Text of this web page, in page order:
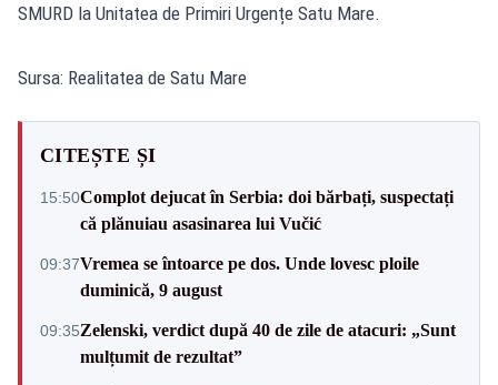
SMURD la Unitatea de Primiri Urgențe Satu Mare.
Sursa: Realitatea de Satu Mare
CITEȘTE ȘI
15:50Complot dejucat în Serbia: doi bărbați, suspectați
că plănuiau asasinarea lui Vučić
09:37Vremea se întoarce pe dos. Unde lovesc ploile
duminică, 9 august
09:35Zelenski, verdict după 40 de zile de atacuri: „Sunt
mulțumit de rezultat”